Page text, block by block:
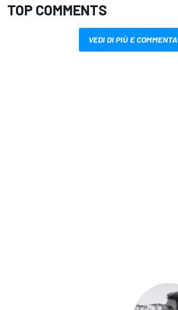
TOP COMMENTS
VEDI DI PIÙ E COMMENTA